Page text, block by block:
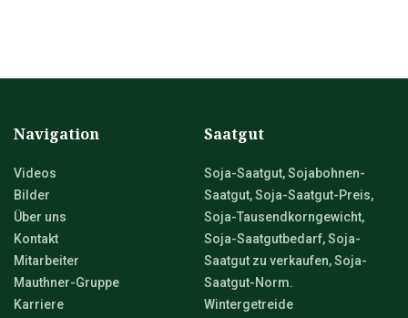
Navigation
Videos
Bilder
Über uns
Kontakt
Mitarbeiter
Mauthner-Gruppe
Karriere
Saatgut
Soja-Saatgut, Sojabohnen-
Saatgut, Soja-Saatgut-Preis,
Soja-Tausendkorngewicht,
Soja-Saatgutbedarf, Soja-
Saatgut zu verkaufen, Soja-
Saatgut-Norm.
Wintergetreide